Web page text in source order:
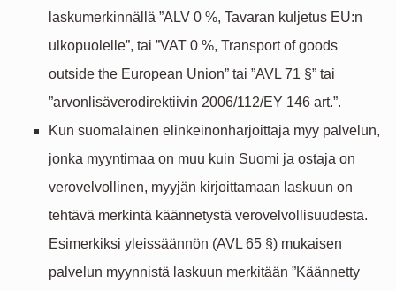
laskumerkinnällä ”ALV 0 %, Tavaran kuljetus EU:n
ulkopuolelle”, tai ”VAT 0 %, Transport of goods
outside the European Union” tai ”AVL 71 §” tai
”arvonlisäverodirektiivin 2006/112/EY 146 art.”.
Kun suomalainen elinkeinonharjoittaja myy palvelun,
jonka myyntimaa on muu kuin Suomi ja ostaja on
verovelvollinen, myyjän kirjoittamaan laskuun on
tehtävä merkintä käännetystä verovelvollisuudesta.
Esimerkiksi yleissäännön (AVL 65 §) mukaisen
palvelun myynnistä laskuun merkitään ”Käännetty